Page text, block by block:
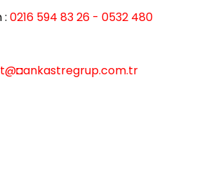
: 0216 594 83 26 - 0532 480
@◘ankastregrup.com.tr